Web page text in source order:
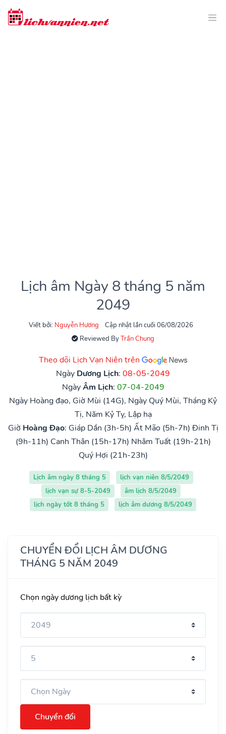
Lịch âm Ngày 8 tháng 5 năm
2049
Viết bởi: Nguyễn Hương
Cập nhật lần cuối 06/08/2026
Reviewed ByTrần Chung
Theo dõi Lịch Vạn Niên trên
Ngày Dương Lịch: 08-05-2049
NgàyÂm Lịch: 07-04-2049
Ngày Hoàng đạo, Giờ Mùi (14G), Ngày Quý Mùi, Tháng Kỷ
Tị, Năm Kỷ Tỵ, Lập hạ
Giờ Hoàng Đạo: Giáp Dần (3h-5h) Ất Mão (5h-7h) Đinh Tị
(9h-11h) Canh Thân (15h-17h) Nhâm Tuất (19h-21h)
Quý Hợi (21h-23h)
Lịch âm ngày 8 tháng 5
lịch vạn niên 8/5/2049
lịch vạn sự 8-5-2049
âm lịch 8/5/2049
lịch ngày tốt 8 tháng 5
lịch âm dương 8/5/2049
CHUYỂN ĐỔI LỊCH ÂM DƯƠNG
THÁNG 5 NĂM 2049
Chọn ngày dương lịch bất kỳ
Chuyển đổi